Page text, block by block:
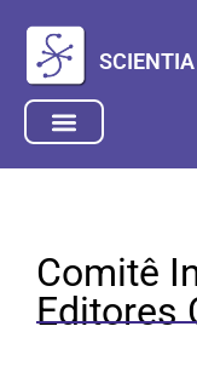
Comitê
Editores